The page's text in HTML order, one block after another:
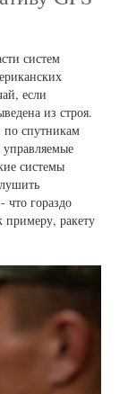
систем
если
из строя.
спутникам
системы
гораздо
примеру, ракету